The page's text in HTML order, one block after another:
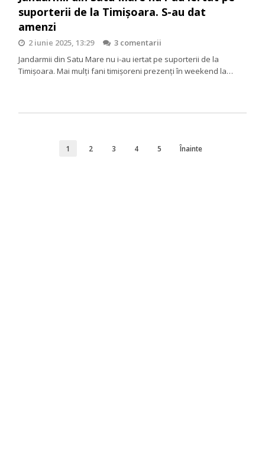
suporterii de la Timișoara. S-au dat
amenzi
2 iunie 2025, 13:29
3 comentarii
Jandarmii din Satu Mare nu i-au iertat pe suporterii de la
Timișoara. Mai mulți fani timișoreni prezenți în weekend la…
1 2 3 4 5 Înainte